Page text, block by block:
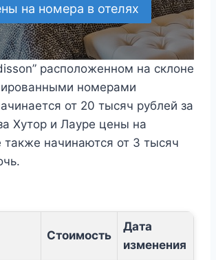
на номера в отелях
расположенном на склоне
номерами
от 20 тысяч рублей за
Хутор и Лауре цены на
начинаются от 3 тысяч
Стоимость
Дата
изменения